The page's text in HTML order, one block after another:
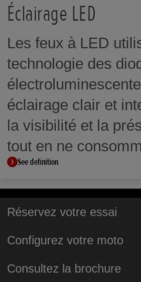
Éclairage LED
Les feux à LED
technologie des
éclairage clair et
la visibilité et la
tout en ne
d’énergie.
See definition
Réservez votre essai
Configurez votre moto
Consultez la brochure